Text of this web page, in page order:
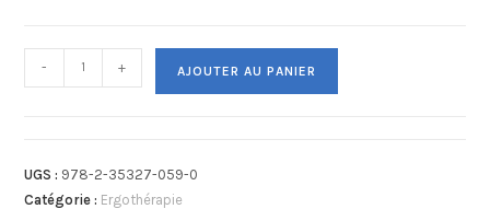
- + AJOUTER AU PANIER
UGS : 978-2-35327-059-0
Catégorie : Ergothérapie